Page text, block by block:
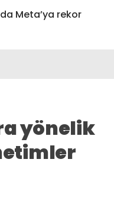
Meta’ya rekor
yönelik